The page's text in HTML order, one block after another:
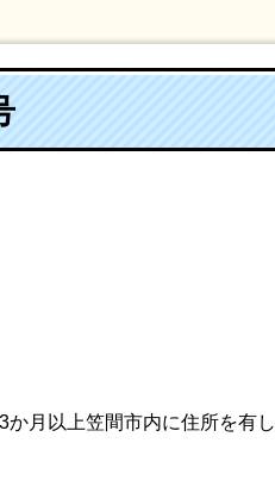
月以上笠間市内に住所を有し